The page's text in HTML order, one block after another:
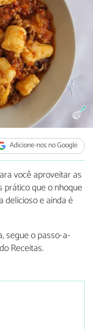
Adicione-nos no Google
você aproveitar as
prático que o nhoque
delicioso e ainda é
segue o passo-a-
Receitas.